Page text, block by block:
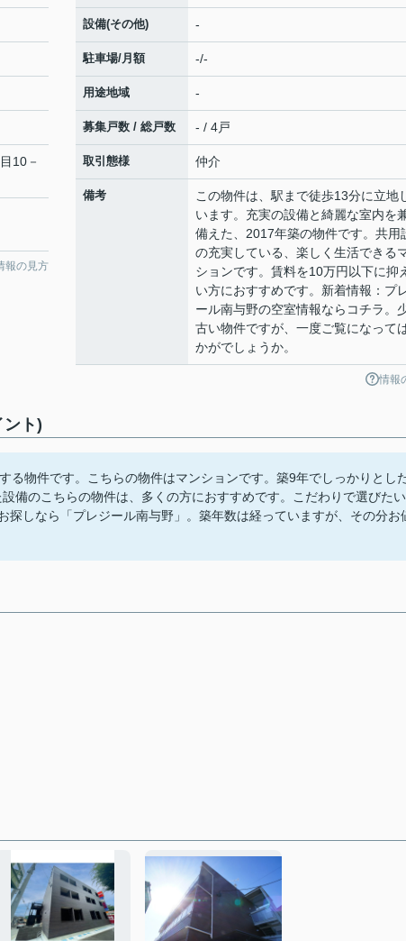
10－
報の見方
設備(その他) -
駐車場/月額 -/-
用途地域 -
募集戸数 / 総戸数 - / 4戸
取引態様 仲介
備考
この物件は、駅まで徒歩13分に立地
います。充実の設備と綺麗な室内を
備えた、2017年築の物件です。共用
の充実している、楽しく生活できる
ションです。賃料を10万円以下に抑
い方におすすめです。新着情報：プ
ール南与野の空室情報ならコチラ。
古い物件ですが、一度ご覧になって
かがでしょうか。
情報
ント)
る物件です。こちらの物件はマンションです。築9年でしっかりとし
備のこちらの物件は、多くの方におすすめです。こだわりで選びたい
しなら「プレジール南与野」。築年数は経っていますが、その分お